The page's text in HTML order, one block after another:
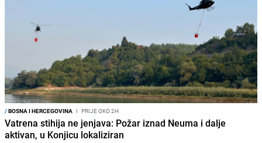
/BOSNA I HERCEGOVINA I PRIJE OKO 2H
Vatrena stihija ne jenjava: Požar iznad Neuma i dalje
aktivan, u Konjicu lokaliziran